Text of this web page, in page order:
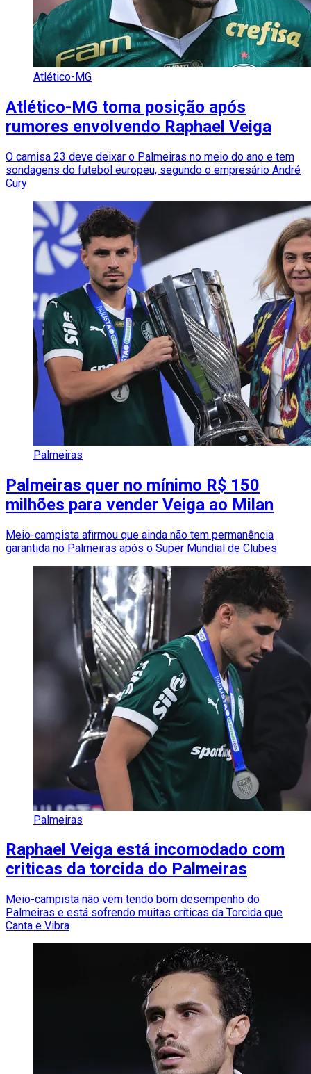
Atlético-MG
Atlético-MG toma posição após
rumores envolvendo Raphael Veiga
O camisa 23 deve deixar o Palmeiras no meio do ano e tem
sondagens do futebol europeu, segundo o empresário André
Cury
Palmeiras
Palmeiras quer no mínimo R$ 150
milhões para vender Veiga ao Milan
Meio-campista afirmou que ainda não tem permanência
garantida no Palmeiras após o Super Mundial de Clubes
Palmeiras
Raphael Veiga está incomodado com
criticas da torcida do Palmeiras
Meio-campista não vem tendo bom desempenho do
Palmeiras e está sofrendo muitas críticas da Torcida que
Canta e Vibra